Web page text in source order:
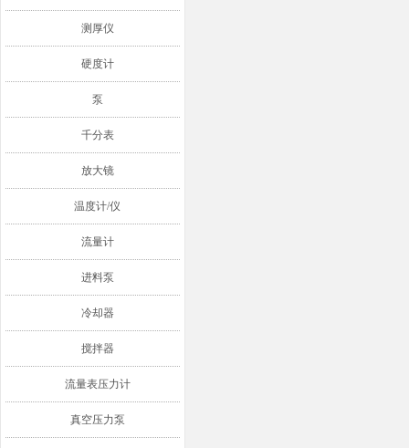
测厚仪
硬度计
泵
千分表
放大镜
温度计/仪
流量计
进料泵
冷却器
搅拌器
流量表压力计
真空压力泵